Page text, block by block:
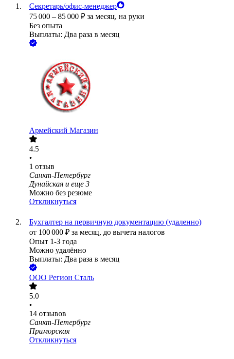
Секретарь/офис-менеджер
75 000 – 85 000 ₽ за месяц, на руки
Без опыта
Выплаты: Два раза в месяц
Армейский Магазин
4.5
•
1 отзыв
Санкт-Петербург
Дунайская и еще 3
Можно без резюме
Откликнуться
Бухгалтер на первичную документацию (удаленно)
от 100 000 ₽ за месяц, до вычета налогов
Опыт 1-3 года
Можно удалённо
Выплаты: Два раза в месяц
ООО Регион Сталь
5.0
•
14 отзывов
Санкт-Петербург
Приморская
Откликнуться